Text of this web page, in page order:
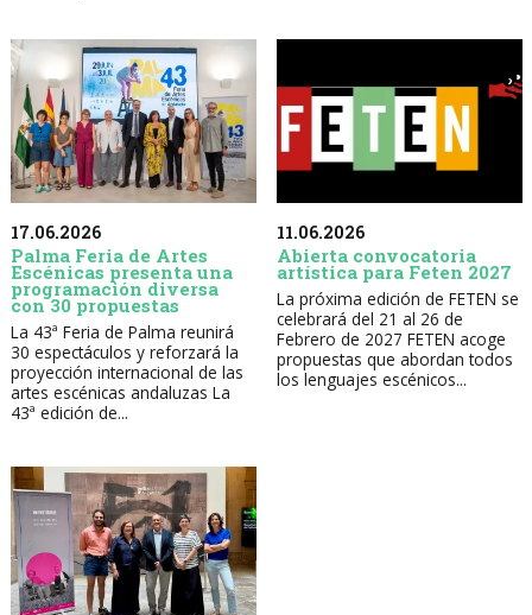
17.06.2026
Palma Feria de Artes
Escénicas presenta una
programación diversa
con 30 propuestas
La 43ª Feria de Palma reunirá
30 espectáculos y reforzará la
proyección internacional de las
artes escénicas andaluzas La
43ª edición de...
11.06.2026
Abierta convocatoria
artística para Feten 2027
La próxima edición de FETEN se
celebrará del 21 al 26 de
Febrero de 2027 FETEN acoge
propuestas que abordan todos
los lenguajes escénicos...